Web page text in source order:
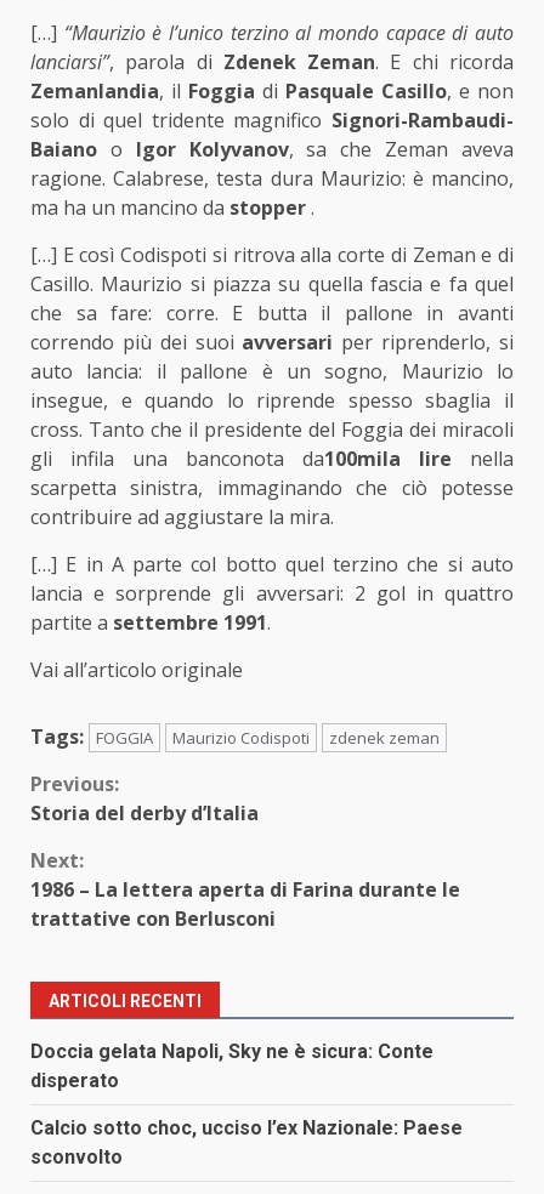
[…] “Maurizio è l’unico terzino al mondo capace di auto
lanciarsi”, parola di Zdenek Zeman. E chi ricorda
Zemanlandia, il Foggia di Pasquale Casillo, e non
solo di quel tridente magnifico Signori-Rambaudi-
Baiano o Igor Kolyvanov, sa che Zeman aveva
ragione. Calabrese, testa dura Maurizio: è mancino,
ma ha un mancino da stopper.
[…] E così Codispoti si ritrova alla corte di Zeman e di
Casillo. Maurizio si piazza su quella fascia e fa quel
che sa fare: corre. E butta il pallone in avanti
correndo più dei suoi avversari per riprenderlo, si
auto lancia: il pallone è un sogno, Maurizio lo
insegue, e quando lo riprende spesso sbaglia il
cross. Tanto che il presidente del Foggia dei miracoli
gli infila una banconota da100mila lire nella
scarpetta sinistra, immaginando che ciò potesse
contribuire ad aggiustare la mira.
[…] E in A parte col botto quel terzino che si auto
lancia e sorprende gli avversari: 2 gol in quattro
partite a settembre 1991.
Vai all’articolo originale
Tags: FOGGIA Maurizio Codispoti zdenek zeman
Continue
Previous:
Storia del derby d’Italia
Next:
1986 – La lettera aperta di Farina durante le
trattative con Berlusconi
ARTICOLI RECENTI
Doccia gelata Napoli, Sky ne è sicura: Conte
disperato
Calcio sotto choc, ucciso l’ex Nazionale: Paese
sconvolto